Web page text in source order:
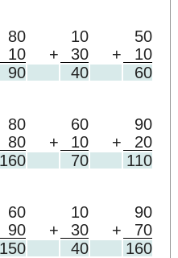
80 10
50
10 + 30 +
10
90 40 60
80 60
90
80 + 10 +
20
160 70 110
60 10
90
90 + 30 +
70
150 40 160